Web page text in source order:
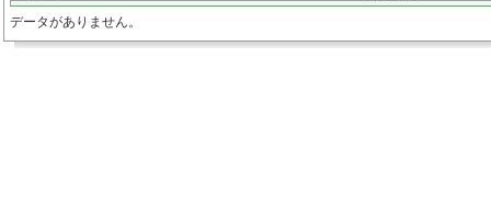
データがありません。